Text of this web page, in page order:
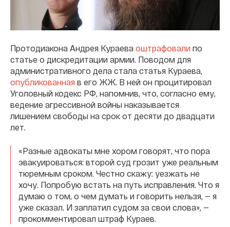
Протодиакона Андрея Кураева оштрафовали по
статье о дискредитации армии. Поводом для
административного дела стала статья Кураева,
опубликованная в его ЖЖ. В ней он процитировал
Уголовный кодекс РФ, напомнив, что, согласно ему,
ведение агрессивной войны наказывается
лишением свободы на срок от десяти до двадцати
лет.
«Разные адвoкаты мне хором говорят, что пора
эвакуироваться: второй суд грозит уже реальным
тюремным сроком. Честно скажу: уезжать не
хочу. Попробую встать на путь исправления. Что я
думаю о том, о чем думать и говорить нельзя, — я
уже сказал. И заплатил судом за свои слова», —
прокомментировал штраф Кураев.